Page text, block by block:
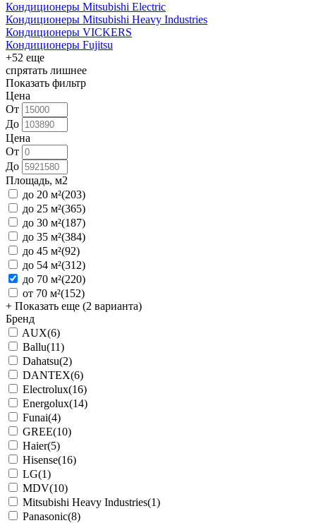
Кондиционеры Mitsubishi Electric
Кондиционеры Mitsubishi Heavy Industries
Кондиционеры VICKERS
Кондиционеры Fujitsu
+52 еще
спрятать лишнее
Показать фильтр
Цена
От
До
Цена
От
До
Площадь, м2
до 20 м²(203)
до 25 м²(365)
до 30 м²(187)
до 35 м²(384)
до 45 м²(92)
до 54 м²(312)
до 70 м²(220)
от 70 м²(152)
+ Показать еще (2 варианта)
Бренд
AUX(6)
Ballu(11)
Dahatsu(2)
DANTEX(6)
Electrolux(16)
Energolux(14)
Funai(4)
GREE(10)
Haier(5)
Hisense(16)
LG(1)
MDV(10)
Mitsubishi Heavy Industries(1)
Panasonic(8)